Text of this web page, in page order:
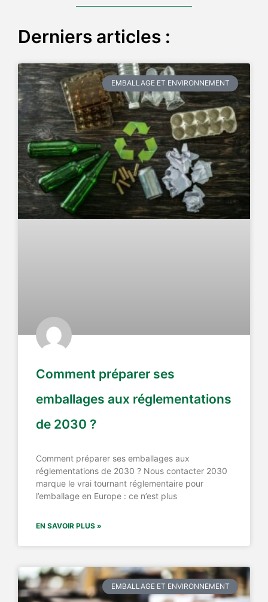
Derniers articles :
EMBALLAGE ET ENVIRONNEMENT
Comment préparer ses
emballages aux réglementations
de 2030 ?
Comment préparer ses emballages aux
réglementations de 2030 ? Nous contacter 2030
marque le vrai tournant réglementaire pour
l’emballage en Europe : ce n’est plus
EN SAVOIR PLUS »
EMBALLAGE ET ENVIRONNEMENT